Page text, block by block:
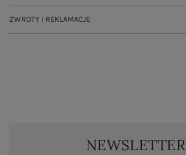
ZWROTY I REKLAMACJE
NEWSLETTER